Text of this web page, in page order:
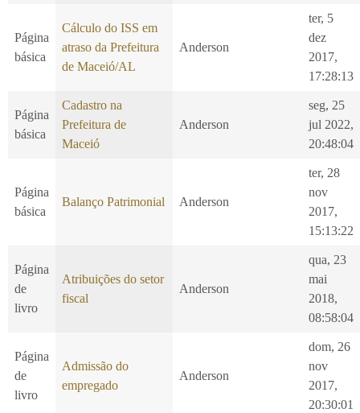
Página
básica
Cálculo do ISS em
atraso da Prefeitura
de Maceió/AL
Anderson
ter, 5
dez
2017,
17:28:13
Página
básica
Cadastro na
Prefeitura de
Maceió
Anderson
seg, 25
jul 2022,
20:48:04
Página
básica
Balanço Patrimonial Anderson
ter, 28
nov
2017,
15:13:22
Página
de
livro
Atribuições do setor
fiscal
Anderson
qua, 23
mai
2018,
08:58:04
Página
de
livro
Admissão do
empregado
Anderson
dom, 26
nov
2017,
20:30:01